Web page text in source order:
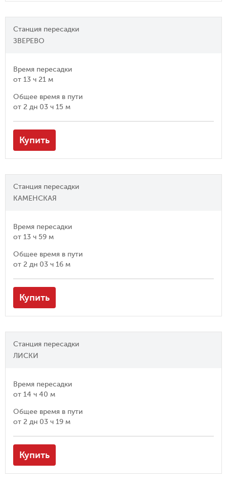
Станция пересадки
ЗВЕРЕВО
Время пересадки
от 13 ч 21 м
Общее время в пути
от 2 дн 03 ч 15 м
Купить
Станция пересадки
КАМЕНСКАЯ
Время пересадки
от 13 ч 59 м
Общее время в пути
от 2 дн 03 ч 16 м
Купить
Станция пересадки
ЛИСКИ
Время пересадки
от 14 ч 40 м
Общее время в пути
от 2 дн 03 ч 19 м
Купить